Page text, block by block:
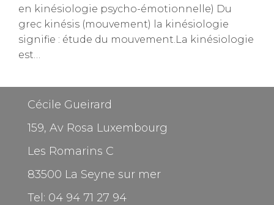
en kinésiologie psycho-émotionnelle) Du
grec kinésis (mouvement) la kinésiologie
signifie : étude du mouvement.La kinésiologie
est…
Cécile Gueirard
159, Av Rosa Luxembourg
Les Romarins C
83500 La Seyne sur mer
Tel: 04 94 71 27 94